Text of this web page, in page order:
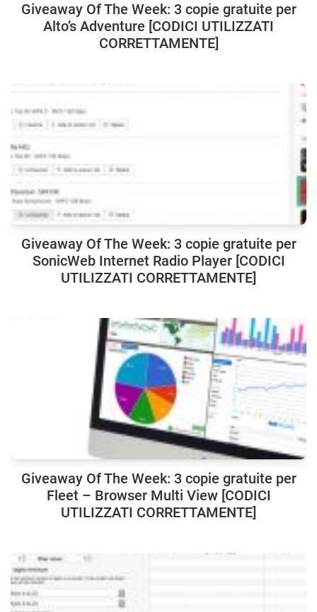
Giveaway Of The Week: 3 copie gratuite per
Alto’s Adventure [CODICI UTILIZZATI
CORRETTAMENTE]
Giveaway Of The Week: 3 copie gratuite per
SonicWeb Internet Radio Player [CODICI
UTILIZZATI CORRETTAMENTE]
Giveaway Of The Week: 3 copie gratuite per
Fleet – Browser Multi View [CODICI
UTILIZZATI CORRETTAMENTE]